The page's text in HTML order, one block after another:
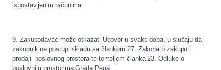
ispostavljenim računima.
9. Zakupodavac može otkazati Ugovor u svako doba, u slučaju da
zakupnik ne postupi skladu sa člankom 27. Zakona o zakupu i
prodaji poslovnog prostora te temeljem članka 23. Odluke o
poslovnim prostorima Grada Paga.